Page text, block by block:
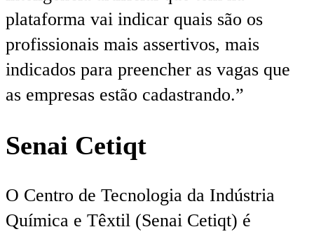
plataforma vai indicar quais são os
profissionais mais assertivos, mais
indicados para preencher as vagas que
as empresas estão cadastrando.”
Senai Cetiqt
O Centro de Tecnologia da Indústria
Química e Têxtil (Senai Cetiqt) é